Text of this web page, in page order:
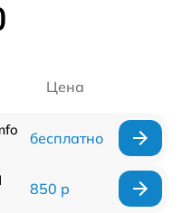
Цена
бесплатно
850 р